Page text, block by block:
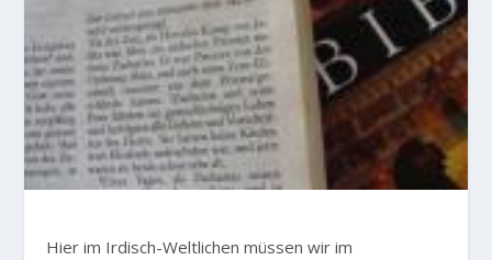
Hier im Irdisch-Weltlichen müssen wir im